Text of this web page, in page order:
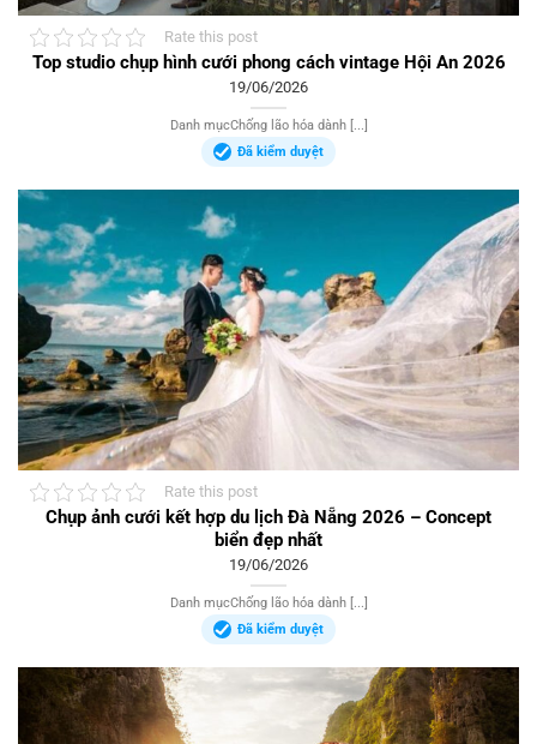
Rate this post
Top studio chụp hình cưới phong cách vintage Hội An 2026
19/06/2026
Danh mụcChống lão hóa dành [...]
Đã kiểm duyệt
Rate this post
Chụp ảnh cưới kết hợp du lịch Đà Nẵng 2026 – Concept
biển đẹp nhất
19/06/2026
Danh mụcChống lão hóa dành [...]
Đã kiểm duyệt